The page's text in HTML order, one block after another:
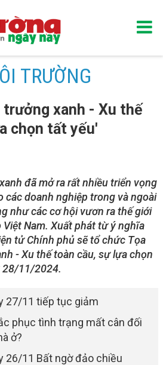
TRƯỜNG
trưởng xanh - Xu thế
chọn tất yếu'
đã mở ra rất nhiều triển vọng
các doanh nghiệp trong và ngoài
như các cơ hội vươn ra thế giới
Nam. Xuất phát từ ý nghĩa
tử Chính phủ sẽ tổ chức Tọa
- Xu thế toàn cầu, sự lựa chọn
28/11/2024.
27/11 tiếp tục giảm
phục tình trạng mất cân đối
ở?
26/11 Bất ngờ đảo chiều